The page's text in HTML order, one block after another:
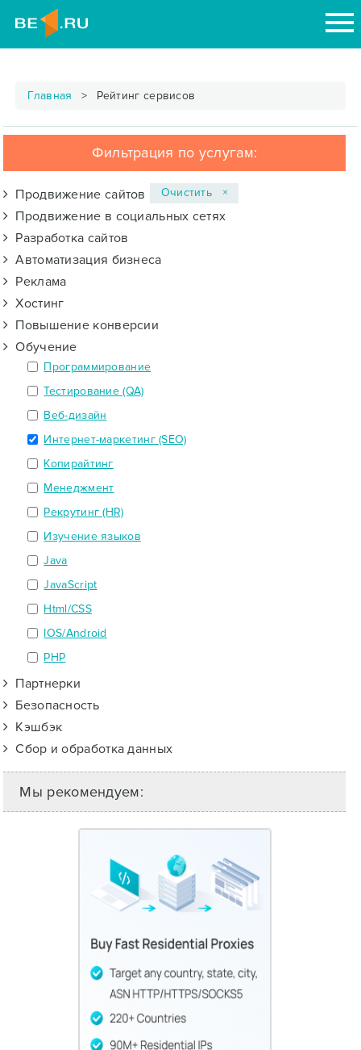
Главная Рейтинг сервисов
Фильтрация по услугам:
Продвижение сайтов
Продвижение в социальных сетях
Разработка сайтов
Автоматизация бизнеса
Реклама
Хостинг
Повышение конверсии
Обучение
Программирование
Тестирование (QA)
Веб-дизайн
Интернет-маркетинг (SEO)
Копирайтинг
Менеджмент
Рекрутинг (HR)
Изучение языков
Java
JavaScript
Html/CSS
IOS/Android
PHP
Партнерки
Безопасность
Кэшбэк
Сбор и обработка данных
Очистить ×
Мы рекомендуем: